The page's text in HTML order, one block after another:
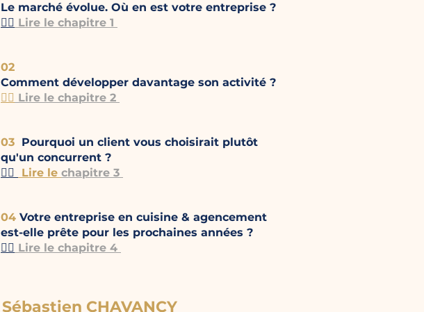
Le marché évolue. Où en est votre entreprise ?
👉🏿 Lire le chapitre 1
02
Comment développer davantage son activité ?
👉🏿 Lire le chapitre 2
03 Pourquoi un client vous choisirait plutôt
qu'un concurrent ?
👉🏿
Lire le chapitre 3
04 Votre entreprise en cuisine & agencement
est-elle prête pour les prochaines années ?
👉🏿 Lire le chapitre 4
Sébastien CHAVANCY